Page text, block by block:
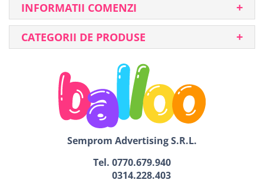
INFORMATII COMENZI
CATEGORII DE PRODUSE
Semprom Advertising S.R.L.
Tel. 0770.679.940
0314.228.403